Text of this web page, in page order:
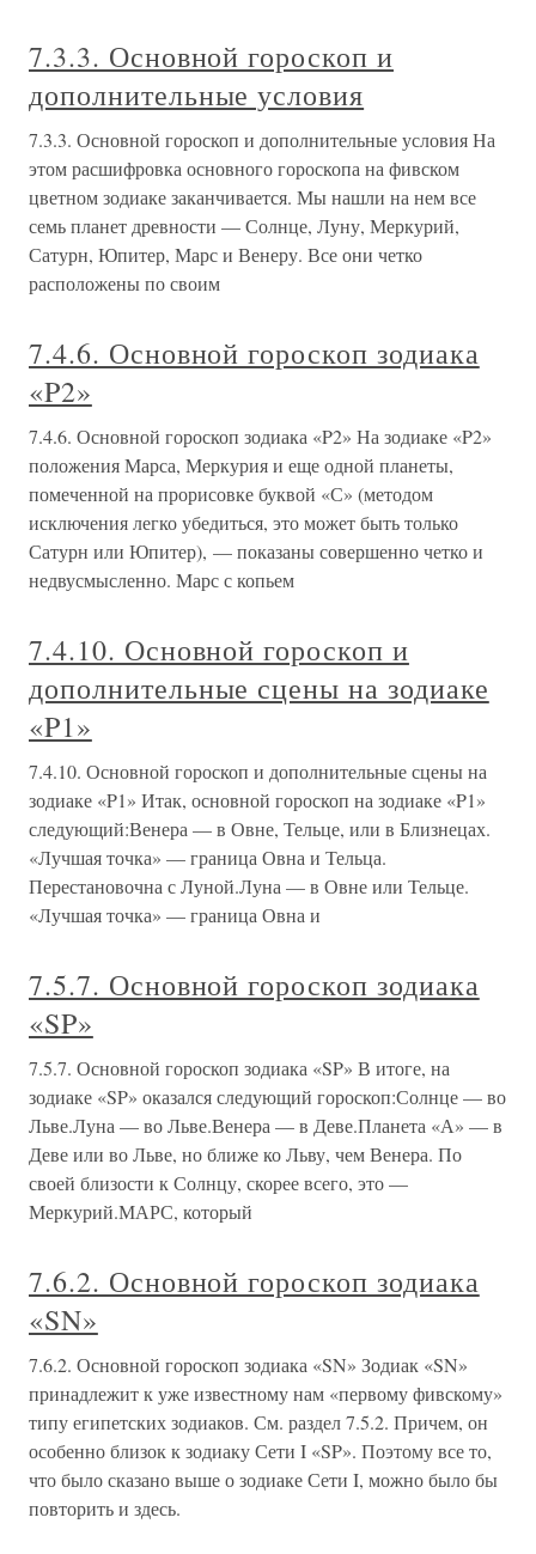
7.3.3. Основной гороскоп и
дополнительные условия
7.3.3. Основной гороскоп и дополнительные условия На
этом расшифровка основного гороскопа на фивском
цветном зодиаке заканчивается. Мы нашли на нем все
семь планет древности — Солнце, Луну, Меркурий,
Сатурн, Юпитер, Марс и Венеру. Все они четко
расположены по своим
7.4.6. Основной гороскоп зодиака
«P2»
7.4.6. Основной гороскоп зодиака «P2» На зодиаке «P2»
положения Марса, Меркурия и еще одной планеты,
помеченной на прорисовке буквой «С» (методом
исключения легко убедиться, это может быть только
Сатурн или Юпитер), — показаны совершенно четко и
недвусмысленно. Марс с копьем
7.4.10. Основной гороскоп и
дополнительные сцены на зодиаке
«P1»
7.4.10. Основной гороскоп и дополнительные сцены на
зодиаке «P1» Итак, основной гороскоп на зодиаке «P1»
следующий:Венера — в Овне, Тельце, или в Близнецах.
«Лучшая точка» — граница Овна и Тельца.
Перестановочна с Луной.Луна — в Овне или Тельце.
«Лучшая точка» — граница Овна и
7.5.7. Основной гороскоп зодиака
«SP»
7.5.7. Основной гороскоп зодиака «SP» В итоге, на
зодиаке «SP» оказался следующий гороскоп:Солнце — во
Льве.Луна — во Льве.Венера — в Деве.Планета «А» — в
Деве или во Льве, но ближе ко Льву, чем Венера. По
своей близости к Солнцу, скорее всего, это —
Меркурий.МАРС, который
7.6.2. Основной гороскоп зодиака
«SN»
7.6.2. Основной гороскоп зодиака «SN» Зодиак «SN»
принадлежит к уже известному нам «первому фивскому»
типу египетских зодиаков. См. раздел 7.5.2. Причем, он
особенно близок к зодиаку Сети I «SP». Поэтому все то,
что было сказано выше о зодиаке Сети I, можно было бы
повторить и здесь.